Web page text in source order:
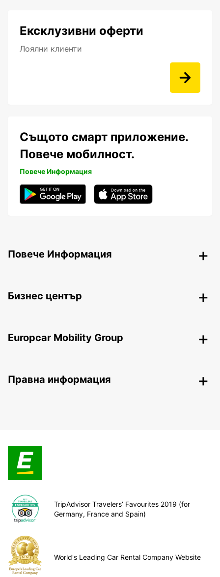
Ексклузивни оферти
Лоялни клиенти
Същото смарт приложение.
Повече мобилност.
Повече Информация
Повече Информация
Бизнес център
Europcar Mobility Group
Правна информация
TripAdvisor Travelers’ Favourites 2019 (for
Germany, France and Spain)
World's Leading Car Rental Company Website